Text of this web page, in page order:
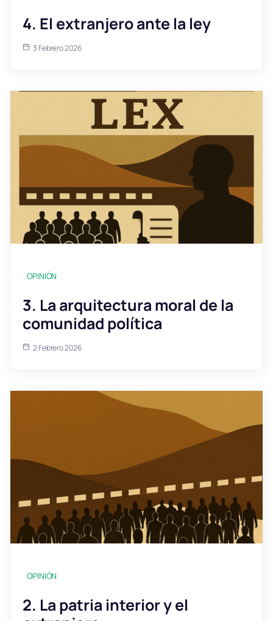
4. El extranjero ante la ley
3 Febrero 2026
OPINIÓN
3. La arquitectura moral de la
comunidad política
2 Febrero 2026
OPINIÓN
2. La patria interior y el